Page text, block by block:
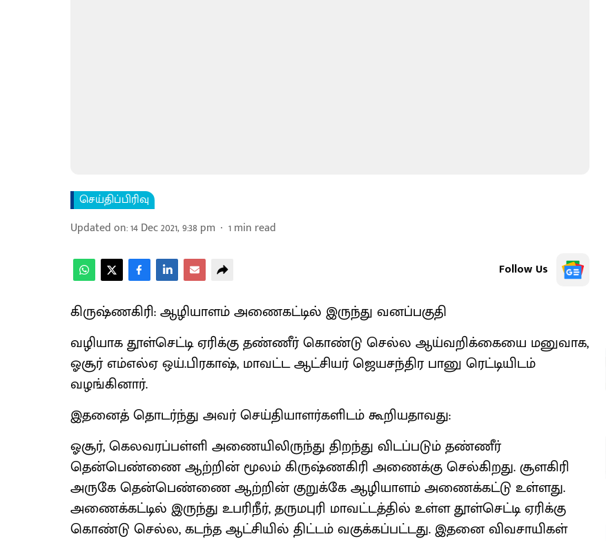
செய்திப்பிரிவு
Updated on:14 Dec 2021, 9:38 pm 1min read
Follow Us
கிருஷ்ணகிரி: ஆழியாளம் அணைகட்டில் இருந்து வனப்பகுதி
வழியாக தூள்செட்டி ஏரிக்கு தண்ணீர் கொண்டு செல்ல ஆய்வறிக்கையை மனுவாக,
ஓசூர் எம்எல்ஏ ஒய்.பிரகாஷ், மாவட்ட ஆட்சியர் ஜெயசந்திர பானு ரெட்டியிடம்
வழங்கினார்.
இதனைத் தொடர்ந்து அவர் செய்தியாளர்களிடம் கூறியதாவது:
ஓசூர், கெலவரப்பள்ளி அணையிலிருந்து திறந்து விடப்படும் தண்ணீர்
தென்பெண்ணை ஆற்றின் மூலம் கிருஷ்ணகிரி அணைக்கு செல்கிறது. சூளகிரி
அருகே தென்பெண்ணை ஆற்றின் குறுக்கே ஆழியாளம் அணைக்கட்டு உள்ளது.
அணைக்கட்டில் இருந்து உபரிநீர், தருமபுரி மாவட்டத்தில் உள்ள தூள்செட்டி ஏரிக்கு
கொண்டு செல்ல, கடந்த ஆட்சியில் திட்டம் வகுக்கப்பட்டது. இதனை விவசாயிகள்